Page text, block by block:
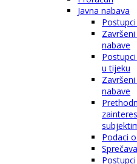
Javna nabava
nabave
u tijeku
nabave
Podaci